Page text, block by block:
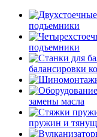
подъемники
подъемники
балансировки
замены масла
пружин и